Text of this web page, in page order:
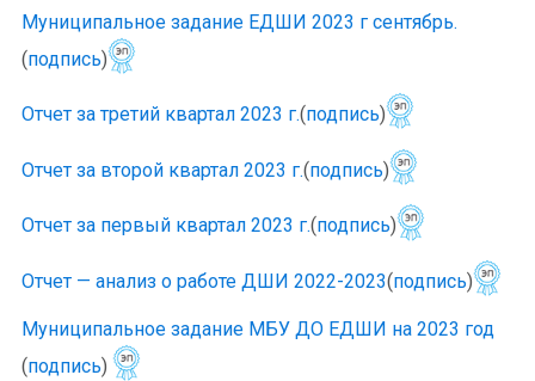
Муниципальное задание ЕДШИ 2023 г сентябрь.
(подпись)
Отчет за третий квартал 2023 г.(подпись)
Отчет за второй квартал 2023 г.(подпись)
Отчет за первый квартал 2023 г.(подпись)
Отчет — анализ о работе ДШИ 2022-2023(подпись)
Муниципальное задание МБУ ДО ЕДШИ на 2023 год
(подпись)